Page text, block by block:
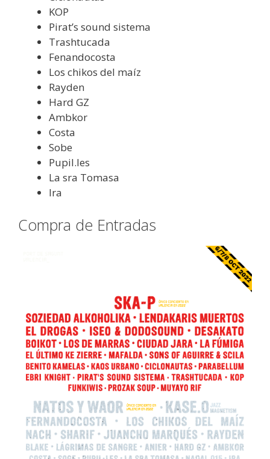
KOP
Pirat’s sound sistema
Trashtucada
Fenandocosta
Los chikos del maíz
Rayden
Hard GZ
Ambkor
Costa
Sobe
Pupil.les
La sra Tomasa
Ira
Compra de Entradas